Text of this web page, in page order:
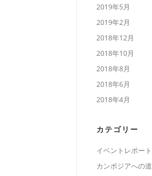
2019年5月
2019年2月
2018年12月
2018年10月
2018年8月
2018年6月
2018年4月
カテゴリー
イベントレポート
カンボジアへの道